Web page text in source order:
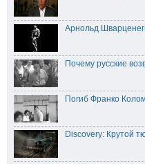
Арнольд
Почему русские
Погиб Франко
Discovery: Крутой